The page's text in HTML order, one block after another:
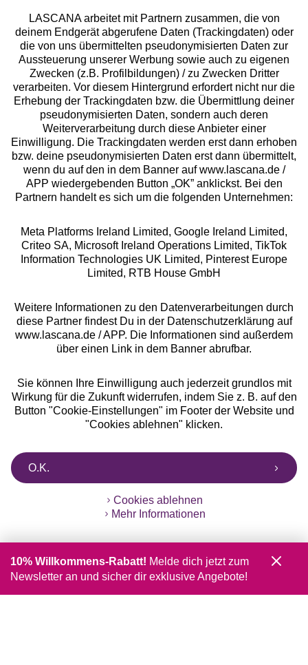
Services
Beratung
Über uns
Rechtliches
Alle Preise inkl. MwSt., zzgl.
Versandkosten
** Bonität vorausgesetzt, berechtigt zur Bonitätsprüfung
LASCANA arbeitet mit Partnern zusammen, die von
deinem Endgerät abgerufene Daten (Trackingdaten) oder
die von uns übermittelten pseudonymisierten Daten zur
Aussteuerung unserer Werbung sowie auch zu eigenen
Zwecken (z.B. Profilbildungen) / zu Zwecken Dritter
verarbeiten. Vor diesem Hintergrund erfordert nicht nur die
Erhebung der Trackingdaten bzw. die Übermittlung deiner
pseudonymisierten Daten, sondern auch deren
Weiterverarbeitung durch diese Anbieter einer
Einwilligung. Die Trackingdaten werden erst dann erhoben
bzw. deine pseudonymisierten Daten erst dann übermittelt,
wenn du auf den in dem Banner auf www.lascana.de /
APP wiedergebenden Button „OK” anklickst. Bei den
Partnern handelt es sich um die folgenden Unternehmen:
Meta Platforms Ireland Limited, Google Ireland Limited,
Criteo SA, Microsoft Ireland Operations Limited, TikTok
Information Technologies UK Limited, Pinterest Europe
Limited, RTB House GmbH
Weitere Informationen zu den Datenverarbeitungen durch
diese Partner findest Du in der Datenschutzerklärung auf
www.lascana.de / APP. Die Informationen sind außerdem
über einen Link in dem Banner abrufbar.
Sie können Ihre Einwilligung auch jederzeit grundlos mit
Wirkung für die Zukunft widerrufen, indem Sie z. B. auf den
Button "Cookie-Einstellungen" im Footer der Website und
"Cookies ablehnen" klicken.
O.K.
Cookies ablehnen
Mehr Informationen
10% Willkommens-Rabatt! Melde dich jetzt zum
Newsletter an und sicher dir exklusive Angebote!